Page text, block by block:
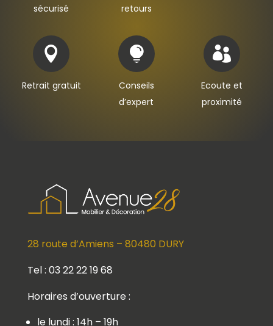
sécurisé
retours

Retrait gratuit

Conseils
d’expert

Ecoute et
proximité
28 route d’Amiens – 80480 DURY
Tel : 03 22 22 19 68
Horaires d’ouverture :
le lundi : 14h – 19h